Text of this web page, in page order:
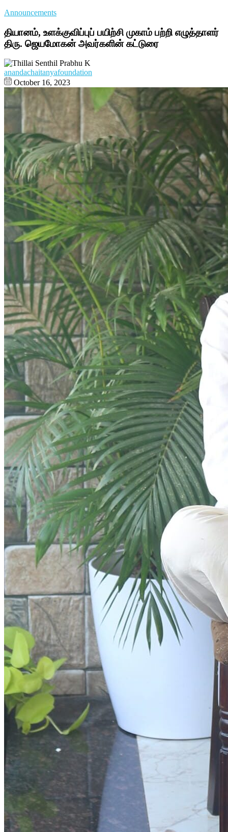
Announcements
தியானம், உளக்குவிப்புப் பயிற்சி முகாம் பற்றி எழுத்தாளர்
திரு. ஜெயமோகன் அவர்களின் கட்டுரை
anandachaitanyafoundation
October 16, 2023